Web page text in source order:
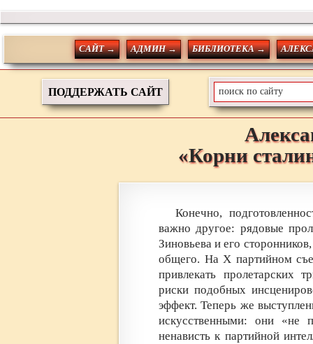
САЙТ → АДМИН → БИБЛИОТЕКА →
ПОДДЕРЖАТЬ САЙТ
«Корни
Конечно,
важно другое: рядовые
Зиновьева и его
общего. На X партийном
привлекать пролетарских
риски подобных
эффект. Теперь же
искусственными: они «не
ненависть к партийной